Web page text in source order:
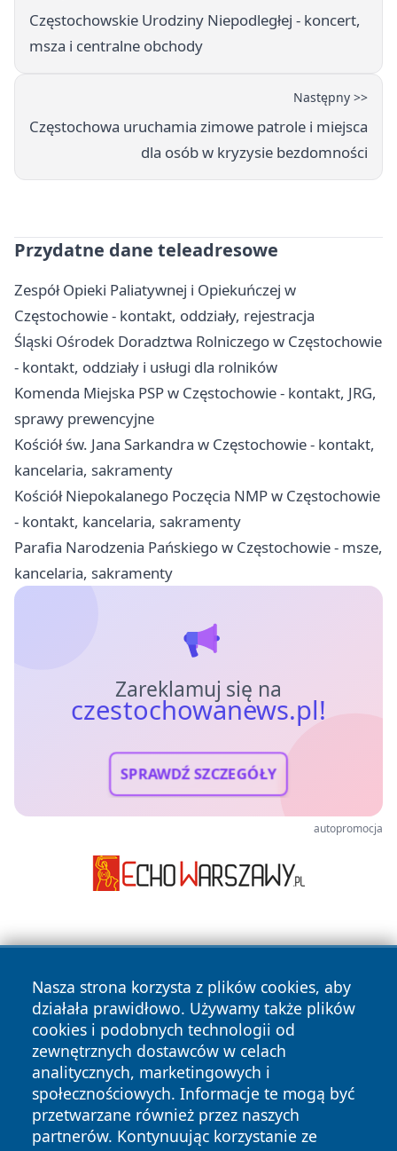
Częstochowskie Urodziny Niepodległej - koncert,
msza i centralne obchody
Następny >>
Częstochowa uruchamia zimowe patrole i miejsca
dla osób w kryzysie bezdomności
Przydatne dane teleadresowe
Zespół Opieki Paliatywnej i Opiekuńczej w
Częstochowie - kontakt, oddziały, rejestracja
Śląski Ośrodek Doradztwa Rolniczego w Częstochowie
- kontakt, oddziały i usługi dla rolników
Komenda Miejska PSP w Częstochowie - kontakt, JRG,
sprawy prewencyjne
Kościół św. Jana Sarkandra w Częstochowie - kontakt,
kancelaria, sakramenty
Kościół Niepokalanego Poczęcia NMP w Częstochowie
- kontakt, kancelaria, sakramenty
Parafia Narodzenia Pańskiego w Częstochowie - msze,
kancelaria, sakramenty
Zareklamuj się na
czestochowanews.pl!
SPRAWDŹ SZCZEGÓŁY
autopromocja
Nasza strona korzysta z plików cookies, aby
działała prawidłowo. Używamy także plików
cookies i podobnych technologii od
zewnętrznych dostawców w celach
analitycznych, marketingowych i
społecznościowych. Informacje te mogą być
przetwarzane również przez naszych
partnerów. Kontynuując korzystanie ze
Copyright © 2026 czestochowanews.pl Wszystkie prawa
zastrzeżone.
News Autorzy
Polityka
Prywatności
Polityka
Cookies